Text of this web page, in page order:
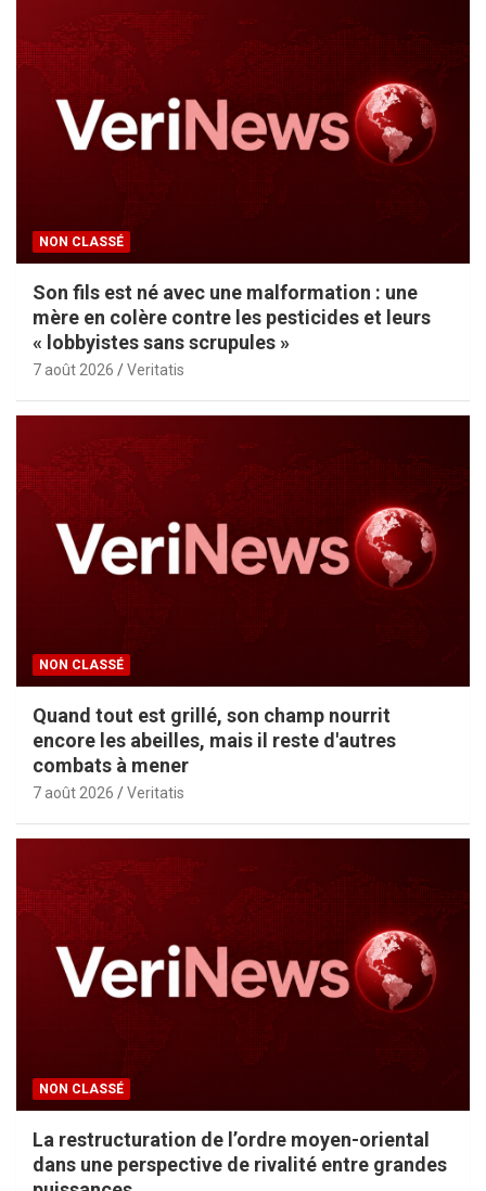
NON CLASSÉ
Son fils est né avec une malformation : une
mère en colère contre les pesticides et leurs
« lobbyistes sans scrupules »
7 août 2026 Veritatis
NON CLASSÉ
Quand tout est grillé, son champ nourrit
encore les abeilles, mais il reste d'autres
combats à mener
7 août 2026 Veritatis
NON CLASSÉ
La restructuration de l’ordre moyen-oriental
dans une perspective de rivalité entre grandes